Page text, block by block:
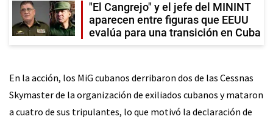
"El Cangrejo" y el jefe del MININT
aparecen entre figuras que EEUU
evalúa para una transición en Cuba
En la acción, los MiG cubanos derribaron dos de las Cessnas
Skymaster de la organización de exiliados cubanos y mataron
a cuatro de sus tripulantes, lo que motivó la declaración de